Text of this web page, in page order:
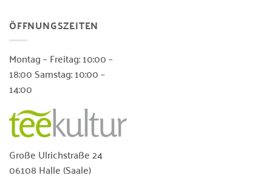
ÖFFNUNGSZEITEN
Montag – Freitag: 10:00 –
18:00 Samstag: 10:00 –
14:00
Große Ulrichstraße 24
06108 Halle (Saale)